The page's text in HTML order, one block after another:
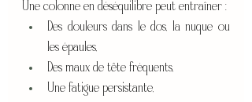
Une colonne en déséquilibre peut entraîner :
Des douleurs dans le dos, la nuque ou
les épaules,
Des maux de tête fréquents,
Une fatigue persistante,